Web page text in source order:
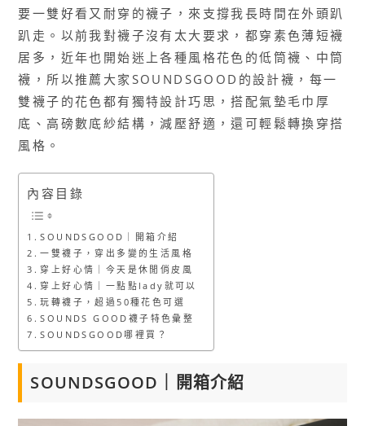
要一雙好看又耐穿的襪子，來支撐我長時間在外頭趴
趴走。以前我對襪子沒有太大要求，都穿素色薄短襪
居多，近年也開始迷上各種風格花色的低筒襪、中筒
襪，所以推薦大家SOUNDSGOOD的設計襪，每一
雙襪子的花色都有獨特設計巧思，搭配氣墊毛巾厚
底、高磅數底紗結構，減壓舒適，還可輕鬆轉換穿搭
風格。
內容目錄
SOUNDSGOOD｜開箱介紹
一雙襪子，穿出多變的生活風格
穿上好心情｜今天是休閒俏皮風
穿上好心情｜一點點lady就可以
玩轉襪子，超過50種花色可選
SOUNDS GOOD襪子特色彙整
SOUNDSGOOD哪裡買？
SOUNDSGOOD｜開箱介紹